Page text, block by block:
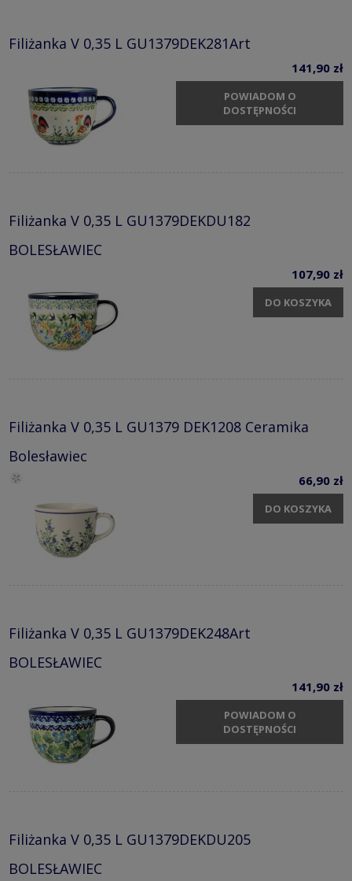
Filiżanka V 0,35 L GU1379DEK281Art
141,90 zł
POWIADOM O
DOSTĘPNOŚCI
Filiżanka V 0,35 L GU1379DEKDU182
BOLESŁAWIEC
107,90 zł
DO KOSZYKA
Filiżanka V 0,35 L GU1379 DEK1208 Ceramika
Bolesławiec
66,90 zł
DO KOSZYKA
Filiżanka V 0,35 L GU1379DEK248Art
BOLESŁAWIEC
141,90 zł
POWIADOM O
DOSTĘPNOŚCI
Filiżanka V 0,35 L GU1379DEKDU205
BOLESŁAWIEC